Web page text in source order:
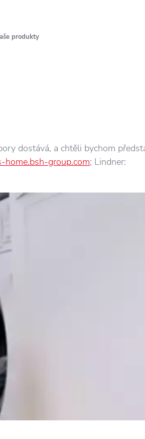
produkty
dostává, a chtěli bychom
home.bsh-group.com; Lindner: